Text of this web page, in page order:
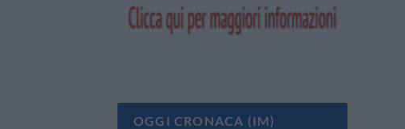
OGGI CRONACA (IM)